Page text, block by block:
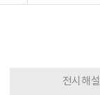
전시해설